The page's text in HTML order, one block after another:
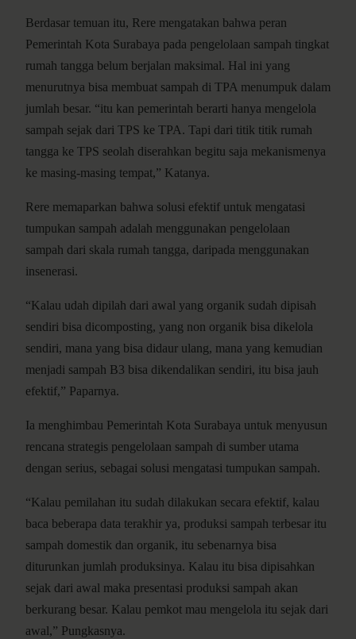
Berdasar temuan itu, Rere mengatakan bahwa peran
Pemerintah Kota Surabaya pada pengelolaan sampah tingkat
rumah tangga belum berjalan maksimal. Hal ini yang
menurutnya bisa membuat sampah di TPA menumpuk dalam
jumlah besar. “itu kan pemerintah berarti hanya mengelola
sampah sejak dari TPS ke TPA. Tapi dari titik titik rumah
tangga ke TPS seolah diserahkan begitu saja mekanismenya
ke masing-masing tempat,” Katanya.
Rere memaparkan bahwa solusi efektif untuk mengatasi
tumpukan sampah adalah menggunakan pengelolaan
sampah dari skala rumah tangga, daripada menggunakan
insenerasi.
“Kalau udah dipilah dari awal yang organik sudah dipisah
sendiri bisa dicomposting, yang non organik bisa dikelola
sendiri, mana yang bisa didaur ulang, mana yang kemudian
menjadi sampah B3 bisa dikendalikan sendiri, itu bisa jauh
efektif,” Paparnya.
Ia menghimbau Pemerintah Kota Surabaya untuk menyusun
rencana strategis pengelolaan sampah di sumber utama
dengan serius, sebagai solusi mengatasi tumpukan sampah.
“Kalau pemilahan itu sudah dilakukan secara efektif, kalau
baca beberapa data terakhir ya, produksi sampah terbesar itu
sampah domestik dan organik, itu sebenarnya bisa
diturunkan jumlah produksinya. Kalau itu bisa dipisahkan
sejak dari awal maka presentasi produksi sampah akan
berkurang besar. Kalau pemkot mau mengelola itu sejak dari
awal,” Pungkasnya.